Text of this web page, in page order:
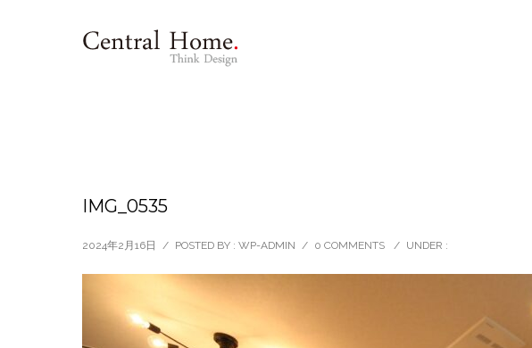
IMG_0535
2024年2月16日 / POSTED BY : WP-ADMIN / 0 COMMENTS / UNDER :